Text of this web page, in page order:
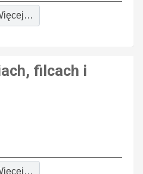
filcach i